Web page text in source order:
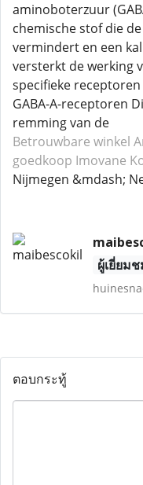
aminoboterzuur
chemische stof die
vermindert en een
versterkt de werking
specifieke
GABA-A-receptoren
remming van de
Betrouwbare winkel
goedkoop Imovane
Nijmegen &mdash;
ผู้เยี่ยม
ตอบกระทู้